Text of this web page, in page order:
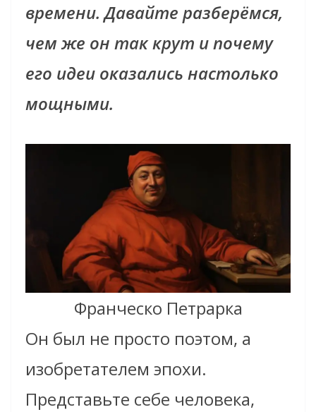
времени. Давайте разберёмся,
чем же он так крут и почему
его идеи оказались настолько
мощными.
Франческо Петрарка
Он был не просто поэтом, а
изобретателем эпохи.
Представьте себе человека,